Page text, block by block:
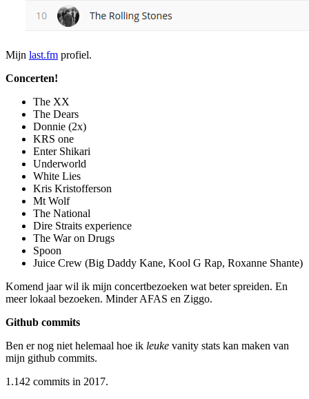
Mijn last.fm profiel.
Concerten!
The XX
The Dears
Donnie (2x)
KRS one
Enter Shikari
Underworld
White Lies
Kris Kristofferson
Mt Wolf
The National
Dire Straits experience
The War on Drugs
Spoon
Juice Crew (Big Daddy Kane, Kool G Rap, Roxanne Shante)
Komend jaar wil ik mijn concertbezoeken wat beter spreiden. En
meer lokaal bezoeken. Minder AFAS en Ziggo.
Github commits
Ben er nog niet helemaal hoe ik leuke vanity stats kan maken van
mijn github commits.
1.142 commits in 2017.